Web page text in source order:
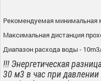
Рекомендуемая минимальная
Максимальная дистанция
Диапазон расхода воды -
!!! Энергетическая
30 м3 в час при